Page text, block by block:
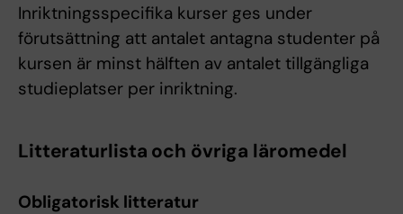
Inriktningsspecifika kurser ges under
förutsättning att antalet antagna studenter på
kursen är minst hälften av antalet tillgängliga
studieplatser per inriktning.
Litteraturlista och övriga läromedel
Obligatorisk litteratur